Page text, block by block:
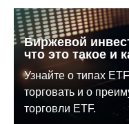
Биржевой
что это такое и
Узнайте о типах
торговать и о
торговли ETF.